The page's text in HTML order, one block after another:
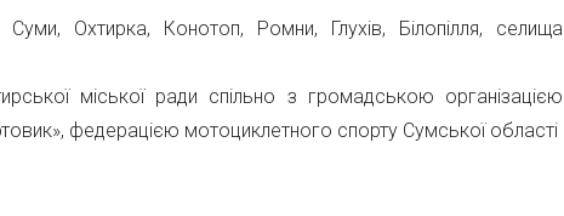
Охтирка, Конотоп, Ромни, Глухів, Білопілля, селища
міської ради спільно з громадською організацією
федерацією мотоциклетного спорту Сумської області